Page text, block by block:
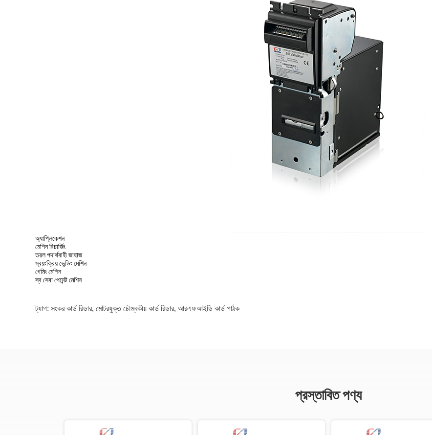
অ্যাপ্লিকেশন
মেশিন রিচার্জিং
তরল পদার্থবাহী জাহাজ
স্বয়ংক্রিয় ভেন্ডিং মেশিন
গেমিং মেশিন
স্ব সেবা পেমেন্ট মেশিন
ট্যাগ: সংকর কার্ড রিডার, মোটরযুক্ত চৌম্বকীয় কার্ড রিডার, আরএফআইডি কার্ড পাঠক
প্রস্তাবিত পণ্য